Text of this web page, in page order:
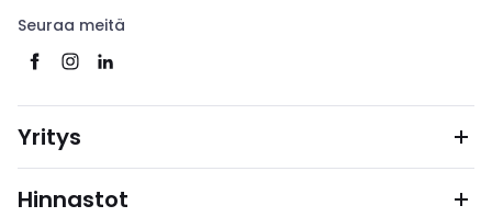
Seuraa meitä
Yritys
Hinnastot